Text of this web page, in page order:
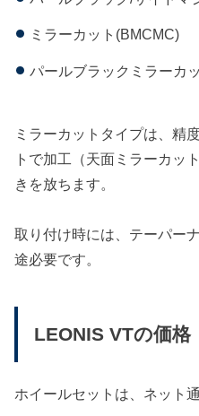
ミラーカット(BMCMC)
パールブラックミラーカ
ミラーカットタイプは、精
トで加工（天面ミラーカ
きを放ちます。
取り付け時には、テーパー
途必要です。
LEONIS VTの価格
ホイールセットは、ネット